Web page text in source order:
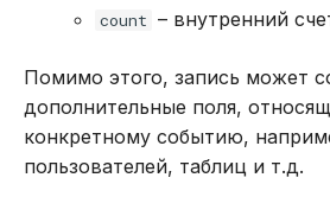
integrity_violation
join_instance
count – внутренний
Помимо этого, запись может
дополнительные поля,
конкретному событию,
пользователей, таблиц и т.д.